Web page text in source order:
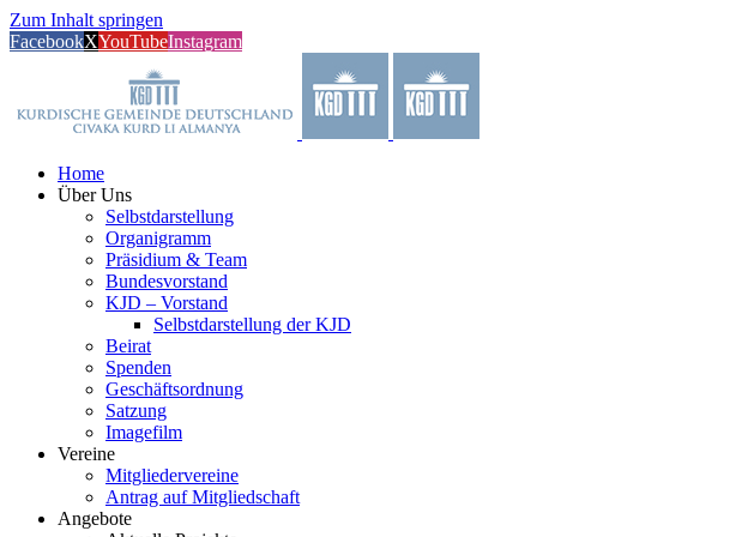
Zum Inhalt springen
FacebookXYouTubeInstagram
Home
Über Uns
Selbstdarstellung
Organigramm
Präsidium & Team
Bundesvorstand
KJD – Vorstand
Selbstdarstellung der KJD
Beirat
Spenden
Geschäftsordnung
Satzung
Imagefilm
Vereine
Mitgliedervereine
Antrag auf Mitgliedschaft
Angebote